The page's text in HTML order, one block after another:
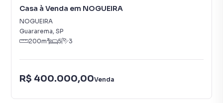
Casa à Venda em NOGUEIRA
NOGUEIRA
Guararema, SP
200m² 5 3
R$ 400.000,00Venda